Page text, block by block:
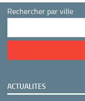
Rechercher par ville
ACTUALITES